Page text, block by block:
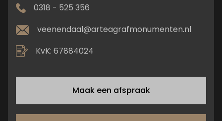
0318 - 525 356
veenendaal@arteagrafmonumenten.nl
KvK: 67884024
Maak een afspraak